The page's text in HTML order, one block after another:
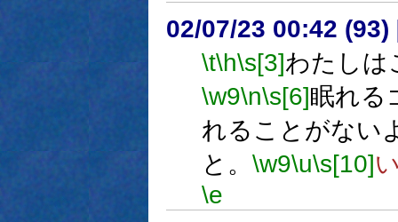
02/07/23 00:42 (93)
\t\h\s[3]わたしは
\w9\n\s[6]眠れる
れることがない
と。 \w9\u\s[10]
\e